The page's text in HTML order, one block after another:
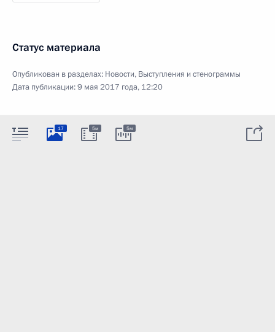
Статус материала
Опубликован в разделах: Новости, Выступления и стенограммы
Дата публикации:9 мая 2017 года, 12:20
17 5м 5м